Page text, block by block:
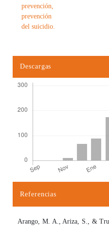
prevención,
prevención
del suicidio.
Descargas
Referencias
Arango, M. A., Ariza, S., &